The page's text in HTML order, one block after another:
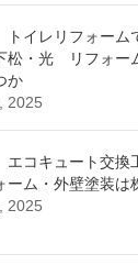
イレリフォーム
松・光 リフォー
か
2025
コキュート交換
ーム・外壁塗装は
2025